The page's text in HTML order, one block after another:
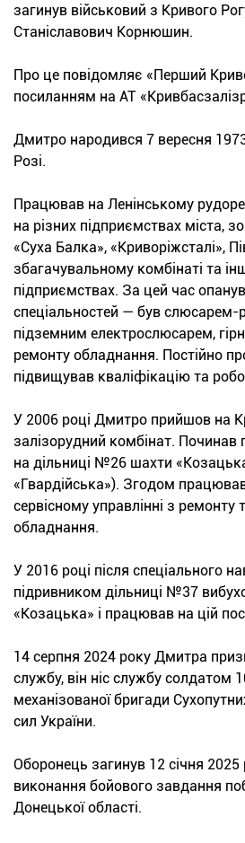
загинув військовий з Кривого
Станіславович Корнюшин.
Про це повідомляє «Перший
посиланням на АТ
Дмитро народився 7 вересня
Розі.
Працював на Ленінському
на різних підприємствах міста,
«Суха Балка», «Криворіжсталі»,
збагачувальному комбінаті та
підприємствах. За цей час
спеціальностей — був
підземним електрослюсарем,
ремонту обладнання. Постійно
підвищував кваліфікацію та
У 2006 році Дмитро прийшов на
залізорудний комбінат. Починав
на дільниці №26 шахти
«Гвардійська»). Згодом
сервісному управлінні з
обладнання.
У 2016 році після спеціального
підривником дільниці №37
«Козацька» і працював на цій
14 серпня 2024 року Дмитра
службу, він ніс службу солдатом
механізованої бригади
сил України.
Оборонець загинув 12 січня 2025
виконання бойового завдання
Донецької області.